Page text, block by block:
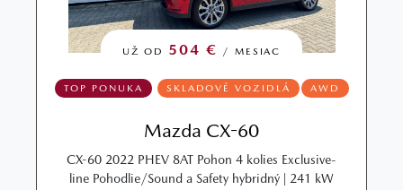
UŽ OD 504 € / MESIAC
TOP PONUKA SKLADOVÉ VOZIDLÁ AWD
Mazda CX-60
CX-60 2022 PHEV 8AT Pohon 4 kolies Exclusive-
line Pohodlie/Sound a Safety hybridný | 241 kW